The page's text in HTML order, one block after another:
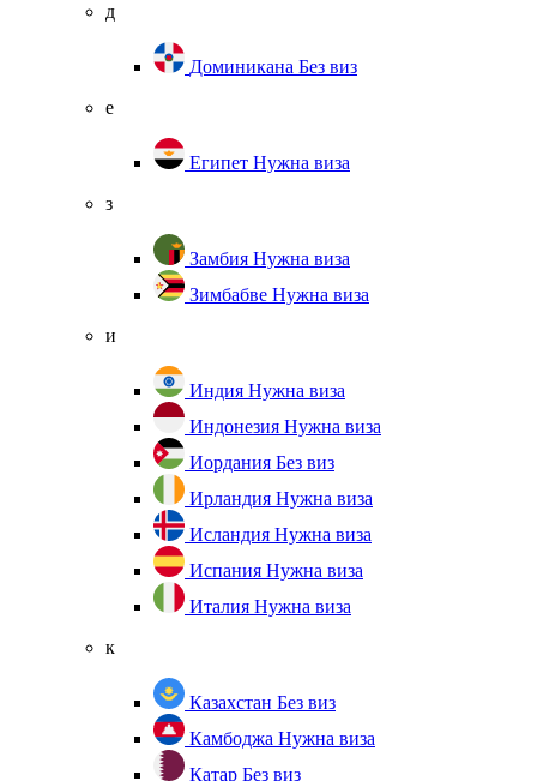
д
Доминикана Без виз
е
Египет Нужна виза
з
Замбия Нужна виза
Зимбабве Нужна виза
и
Индия Нужна виза
Индонезия Нужна виза
Иордания Без виз
Ирландия Нужна виза
Исландия Нужна виза
Испания Нужна виза
Италия Нужна виза
к
Казахстан Без виз
Камбоджа Нужна виза
Катар Без виз